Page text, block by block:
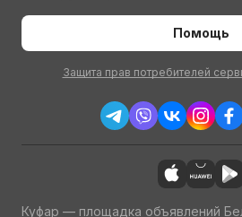
Помощь
Защита прав потребителей
Куфар — площадка объявлений